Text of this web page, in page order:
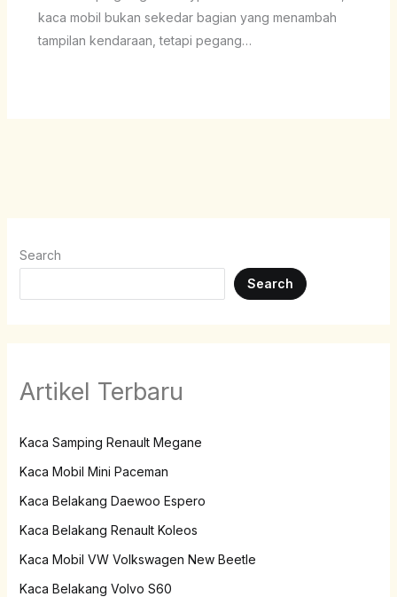
kaca mobil bukan sekedar bagian yang menambah
tampilan kendaraan, tetapi pegang…
Search
Search
Artikel Terbaru
Kaca Samping Renault Megane
Kaca Mobil Mini Paceman
Kaca Belakang Daewoo Espero
Kaca Belakang Renault Koleos
Kaca Mobil VW Volkswagen New Beetle
Kaca Belakang Volvo S60